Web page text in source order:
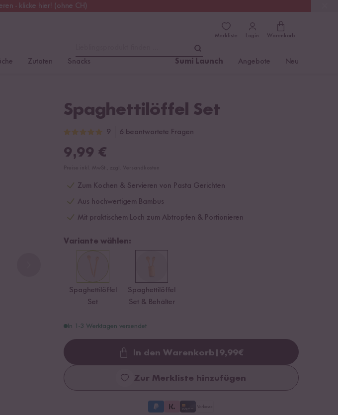
- klicke hier! (ohne CH)
Kostenloser Versand
Merkliste Login Warenkorb
Zutaten Snacks Sumi Launch Angebote Neu
Spaghettilöffel Set
9 6 beantwortete Fragen
9,99 €
Zum Kochen & Servieren von Pasta Gerichten
Aus hochwertigem Bambus
Mit praktischem Loch zum Abtropfen & Portionieren
Variante wählen:
Spaghettilöffel
Set
Spaghettilöffel
Set & Behälter
In 1-3 Werktagen versendet
Loading...
In den Warenkorb 9,99€
Zur Merkliste hinzufügen